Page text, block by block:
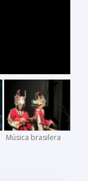
Música brasilera